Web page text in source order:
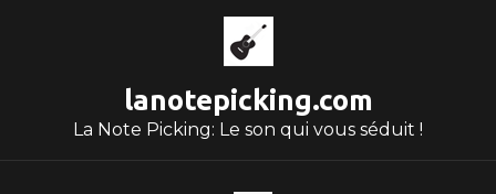
lanotepicking.com
La Note Picking: Le son qui vous séduit !